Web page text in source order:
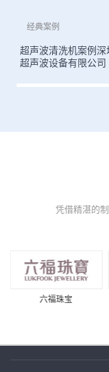
经典案例
超声波清洗机案例深
超声波设备有限公司
凭借精湛的
六福珠宝